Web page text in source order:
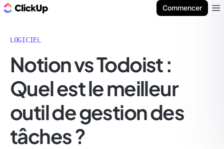
Commencer
LOGICIEL
Notion vs Todoist :
Quel est le meilleur
outil de gestion des
tâches ?